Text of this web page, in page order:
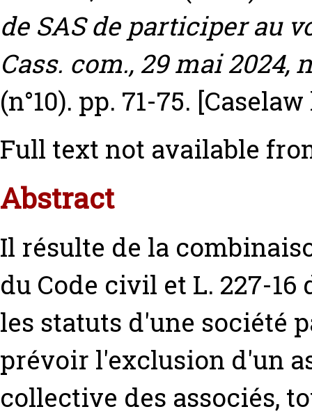
de SAS de participer au
Cass. com., 29 mai 2024,
(n°10). pp. 71-75.
Full text not available
Abstract
Il résulte de la
du Code civil et L. 227-
les statuts d'une société
prévoir l'exclusion d'un
collective des associés,